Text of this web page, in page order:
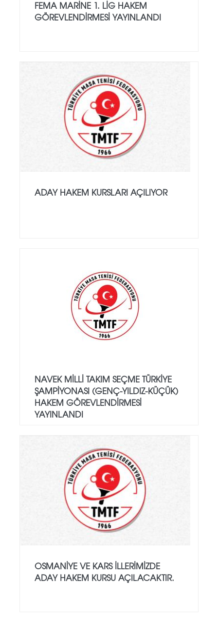
FEMA MARİNE 1. LİG HAKEM
GÖREVLENDİRMESİ YAYINLANDI
ADAY HAKEM KURSLARI AÇILIYOR
NAVEK MILLI TAKIM SEÇME TÜRKIYE
ŞAMPIYONASI (GENÇ-YILDIZ-KÜÇÜK)
HAKEM GÖREVLENDIRMESI
YAYINLANDI
OSMANIYE VE KARS İLLERIMIZDE
ADAY HAKEM KURSU AÇILACAKTIR.